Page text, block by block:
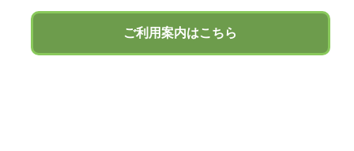
ご利用案内はこちら